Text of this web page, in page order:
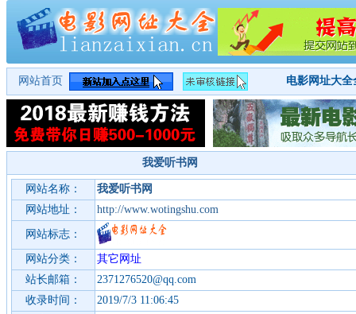
网站首页 电影网址大
我爱听书网
网站名称：
我爱听书网
网站地址：
http://www.wotingshu.com
网站标志：
网站分类：
其它网址
站长邮箱：
2371276520@qq.com
收录时间：
2019/7/3 11:06:45